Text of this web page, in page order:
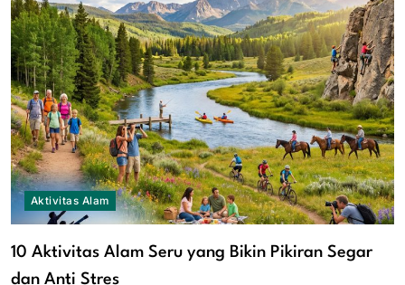
Aktivitas Alam
10 Aktivitas Alam Seru yang Bikin Pikiran Segar
dan Anti Stres